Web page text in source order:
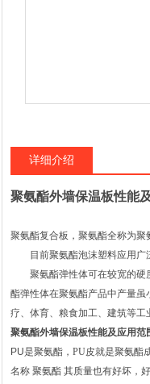
详细介绍
聚氨酯外墙保温板性能
聚氨酯复合板，聚氨酯全称为聚
目前聚氨酯泡沫塑料应用广
聚氨酯弹性体可在较宽的硬
酯弹性体在聚氨酯产品中产量
疗、体育、粮食加工、建筑等工
聚氨酯外墙保温板性能及应用范
PU是聚氨酯， PU皮就是聚氨酯
名称 聚氨酯 其质量也有好坏，